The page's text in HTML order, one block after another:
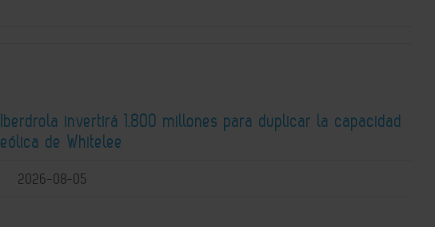
Iberdrola invertirá 1.800 millones para duplicar la capacidad
eólica de Whitelee
2026-08-05